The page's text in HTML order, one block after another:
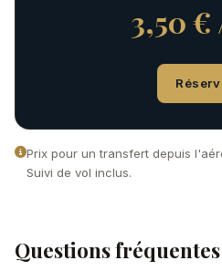
3,50
Prix pour un transfert depuis
Suivi de vol inclus.
Questions fréquentes